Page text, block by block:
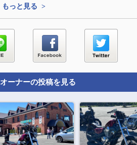
もっと見る >
オーナーの投稿を見る